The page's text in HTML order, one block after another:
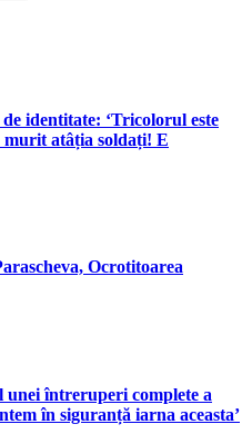
identitate: ‘Tricolorul este
atâția soldați! E
Ocrotitoarea
unei întreruperi complete a
în siguranță iarna aceasta’